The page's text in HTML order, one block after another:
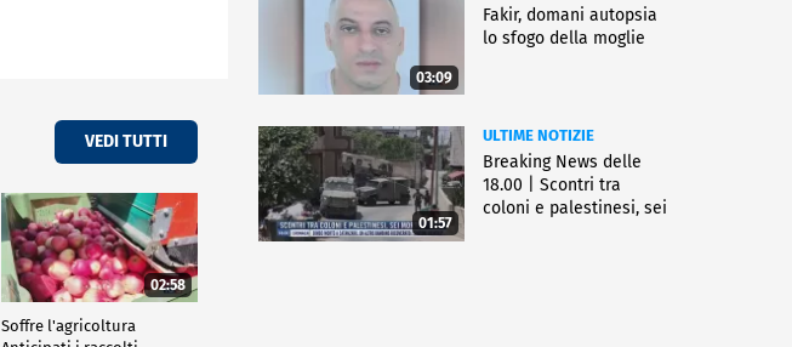
VEDI TUTTI
02:58
Soffre l'agricoltura
03:09
Fakir, domani autopsia
lo sfogo della moglie
01:57
ULTIME NOTIZIE
Breaking News delle
18.00 | Scontri tra
coloni e palestinesi, sei